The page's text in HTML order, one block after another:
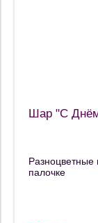
Шар "С
палочке